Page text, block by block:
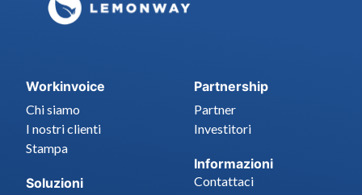
Workinvoice
Chi siamo
I nostri clienti
Stampa
Soluzioni
Partnership
Partner
Investitori
Informazioni
Contattaci